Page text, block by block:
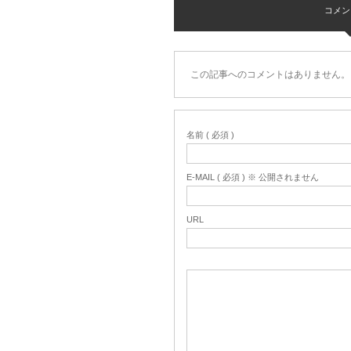
コメ
この記事へのコメントはありません。
名前 ( 必須 )
E-MAIL ( 必須 ) ※ 公開されません
URL